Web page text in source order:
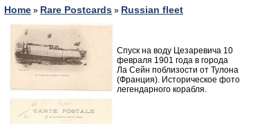
Home » Rare Postcards » Russian fleet
Спуск на воду Цезаревича 10
февраля 1901 года в города
Ла Сейн поблизости от Тулона
(Франция). Историческое фото
легендарного корабля.